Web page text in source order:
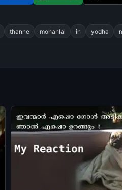
thanne mohanlal in yodha